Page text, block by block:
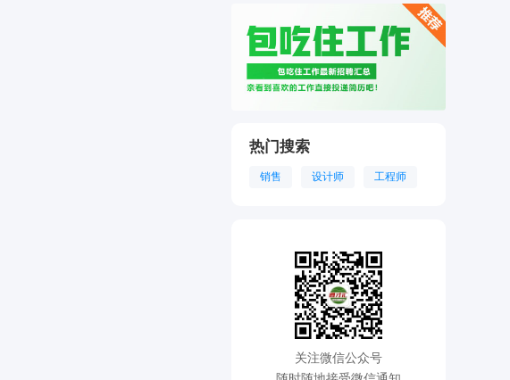
热门搜索
销售 设计师 工程师
关注微信公众号